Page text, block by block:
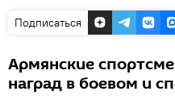
Подписаться
Армянские
наград в боевом и